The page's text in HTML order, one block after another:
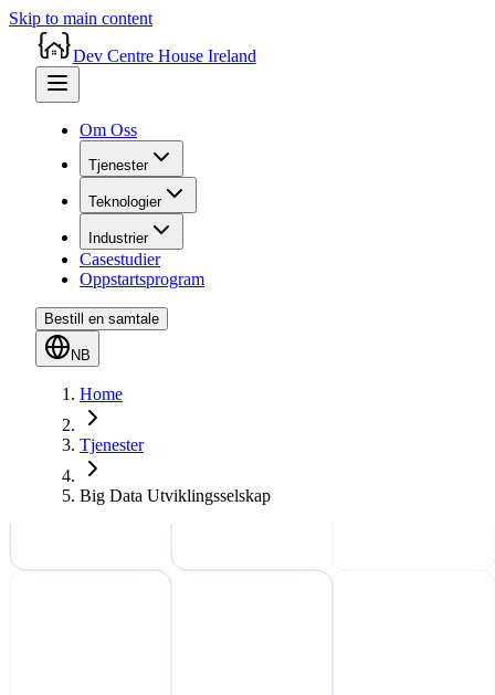
Skip to main content
Dev Centre House Ireland
Om Oss
Tjenester
Teknologier
Industrier
Casestudier
Oppstartsprogram
Bestill en samtale
NB
Home
Tjenester
Big Data Utviklingsselskap